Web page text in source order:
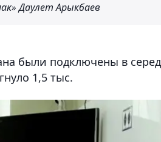
Даулет Арыкбаев
были подключены в
1,5 тыс.